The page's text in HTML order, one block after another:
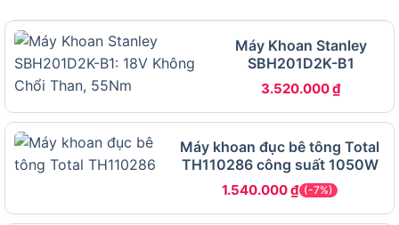
THÔNG SỐ KỸ
THUẬT
THÔNG SỐ CHI TIẾT
Thương hiệu
Dekton
Mã sản phẩm
D21-MK13TBL
Trung Quốc
Loại động cơ
Không chổi than (Brushless)
Máy Khoan Stanley
SBH201D2K-B1
3.520.000₫
Máy khoan đục bê tông Total
TH110286 công suất 1050W
1.540.000₫ (-7%)